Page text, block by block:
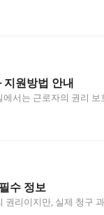
원방법 안내
서는 근로자의 권리
수 정보
리이지만, 실제 청구